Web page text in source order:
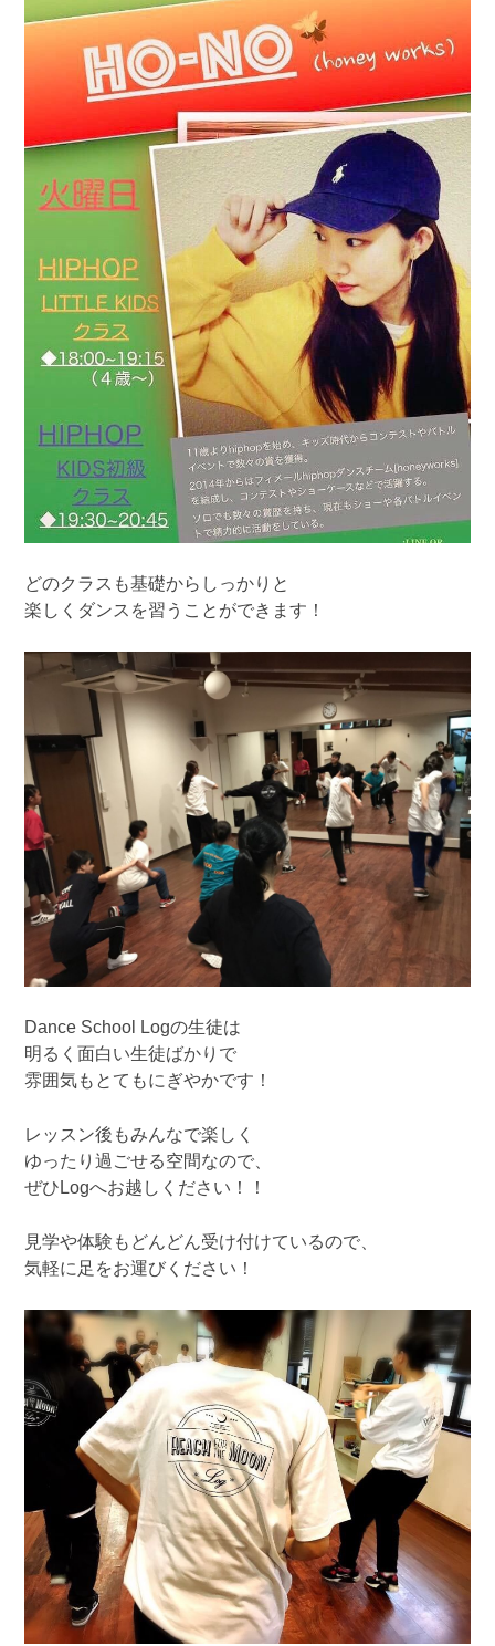
どのクラスも基礎からしっかりと
楽しくダンスを習うことができます！
Dance School Logの生徒は
明るく面白い生徒ばかりで
雰囲気もとてもにぎやかです！
レッスン後もみんなで楽しく
ゆったり過ごせる空間なので、
ぜひLogへお越しください！！
見学や体験もどんどん受け付けているので、
気軽に足をお運びください！